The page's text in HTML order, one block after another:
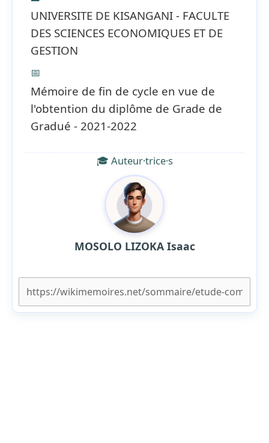
UNIVERSITE DE KISANGANI - FACULTE
DES SCIENCES ECONOMIQUES ET DE
GESTION
📅
Mémoire de fin de cycle en vue de
l'obtention du diplôme de Grade de
Gradué - 2021-2022
🎓 Auteur·trice·s
MOSOLO LIZOKA Isaac